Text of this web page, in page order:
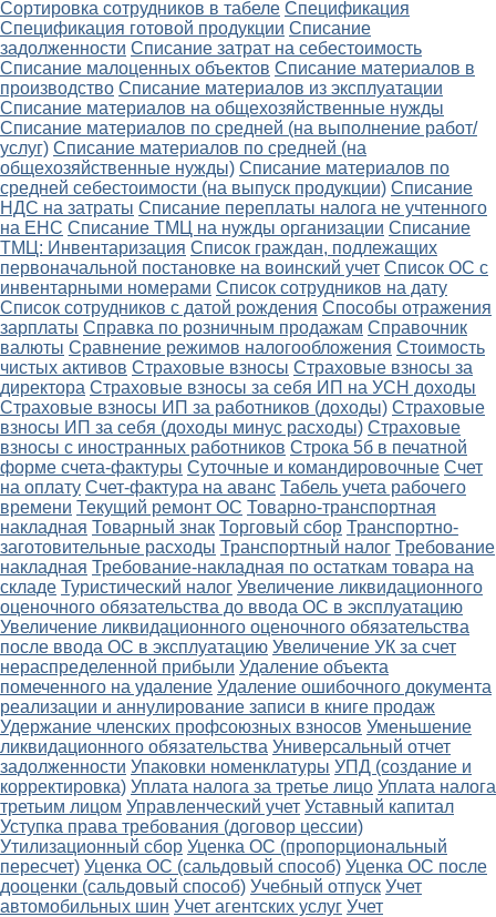
Сортировка сотрудников в табеле Спецификация
Спецификация готовой продукции Списание
задолженности Списание затрат на себестоимость
Списание малоценных объектов Списание материалов в
производство Списание материалов из эксплуатации
Списание материалов на общехозяйственные нужды
Списание материалов по средней (на выполнение работ/
услуг) Списание материалов по средней (на
общехозяйственные нужды) Списание материалов по
средней себестоимости (на выпуск продукции) Списание
НДС на затраты Списание переплаты налога не учтенного
на ЕНС Списание ТМЦ на нужды организации Списание
ТМЦ: Инвентаризация Список граждан, подлежащих
первоначальной постановке на воинский учет Список ОС с
инвентарными номерами Список сотрудников на дату
Список сотрудников с датой рождения Способы отражения
зарплаты Справка по розничным продажам Справочник
валюты Сравнение режимов налогообложения Стоимость
чистых активов Страховые взносы Страховые взносы за
директора Страховые взносы за себя ИП на УСН доходы
Страховые взносы ИП за работников (доходы) Страховые
взносы ИП за себя (доходы минус расходы) Страховые
взносы с иностранных работников Строка 5б в печатной
форме счета-фактуры Суточные и командировочные Счет
на оплату Счет-фактура на аванс Табель учета рабочего
времени Текущий ремонт ОС Товарно-транспортная
накладная Товарный знак Торговый сбор Транспортно-
заготовительные расходы Транспортный налог Требование
накладная Требование-накладная по остаткам товара на
складе Туристический налог Увеличение ликвидационного
оценочного обязательства до ввода ОС в эксплуатацию
Увеличение ликвидационного оценочного обязательства
после ввода ОС в эксплуатацию Увеличение УК за счет
нераспределенной прибыли Удаление объекта
помеченного на удаление Удаление ошибочного документа
реализации и аннулирование записи в книге продаж
Удержание членских профсоюзных взносов Уменьшение
ликвидационного обязательства Универсальный отчет
задолженности Упаковки номенклатуры УПД (создание и
корректировка) Уплата налога за третье лицо Уплата налога
третьим лицом Управленческий учет Уставный капитал
Уступка права требования (договор цессии)
Утилизационный сбор Уценка ОС (пропорциональный
пересчет) Уценка ОС (сальдовый способ) Уценка ОС после
дооценки (сальдовый способ) Учебный отпуск Учет
автомобильных шин Учет агентских услуг Учет